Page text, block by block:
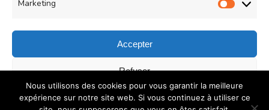
Marketing
Accepter
Refuser
Enregistrer les préférences
confiture
fraise
© Copyright 2026COUZINA.fr : Cuisine du Monde. All
Rights Reserved.Recipe Quest | Developed ByWP
Delicious. Powered byWordPress. Politique de
Nous utilisons des cookies pour vous garantir la meilleure
expérience sur notre site web. Si vous continuez à utiliser ce